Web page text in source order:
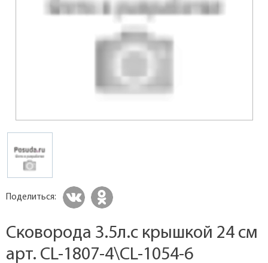
Поделиться:
Сковорода 3.5л.с крышкой 24 см
арт. CL-1807-4\CL-1054-6